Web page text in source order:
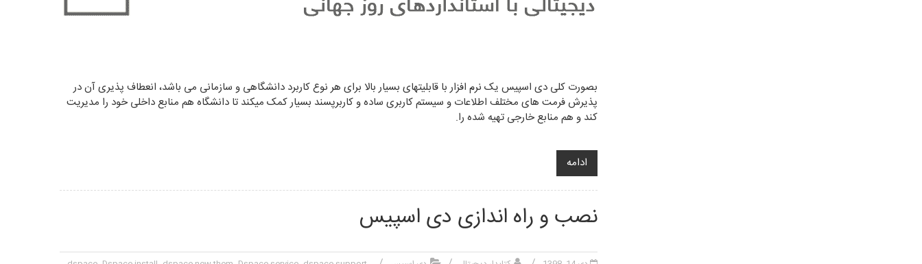
بصورت کلی دی اسپیس یک نرم افزار با قابلیتهای بسیار بالا برای هر نوع کاربرد دانشگاهی و سازمانی می باشد، انعطاف پذیری آن در
پذیرش فرمت های مختلف اطلاعات و سیستم کاربری ساده و کاربرپسند بسیار کمک میکند تا دانشگاه هم منابع داخلی خود را مدیریت
کند و هم منابع خارجی تهیه شده را.
ادامه
نصب و راه اندازی دی اسپیس